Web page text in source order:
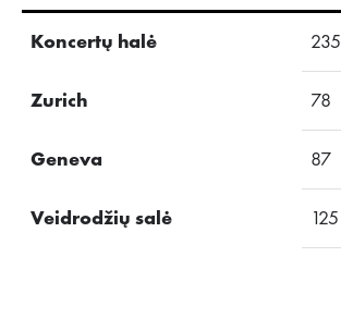
Koncertų halė 235
Zurich 78
Geneva 87
Veidrodžių salė 125